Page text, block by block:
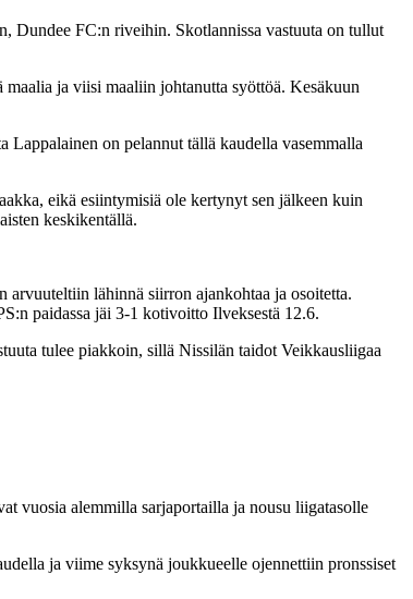
Dundee FC:n riveihin. Skotlannissa vastuuta on tullut
ja viisi maaliin johtanutta syöttöä. Kesäkuun
on pelannut tällä kaudella vasemmalla
eikä esiintymisiä ole kertynyt sen jälkeen kuin
keskikentällä.
lähinnä siirron ajankohtaa ja osoitetta.
paidassa jäi 3-1 kotivoitto Ilveksestä 12.6.
tulee piakkoin, sillä Nissilän taidot Veikkausliigaa
vuosia alemmilla sarjaportailla ja nousu liigatasolle
ja viime syksynä joukkueelle ojennettiin pronssiset